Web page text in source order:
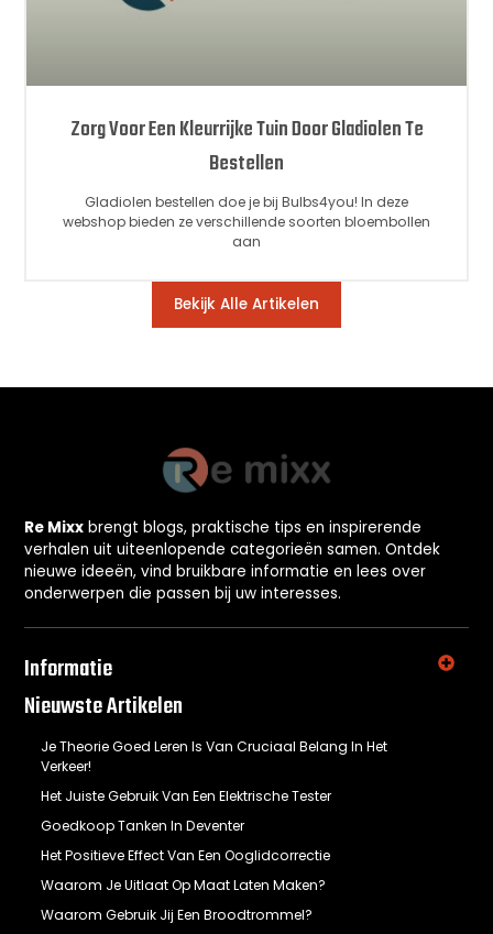
Zorg Voor Een Kleurrijke Tuin Door Gladiolen Te
Bestellen
Gladiolen bestellen doe je bij Bulbs4you! In deze
webshop bieden ze verschillende soorten bloembollen
aan
Bekijk Alle Artikelen
Re Mixx brengt blogs, praktische tips en inspirerende
verhalen uit uiteenlopende categorieën samen. Ontdek
nieuwe ideeën, vind bruikbare informatie en lees over
onderwerpen die passen bij uw interesses.
Informatie
Nieuwste Artikelen
Je Theorie Goed Leren Is Van Cruciaal Belang In Het
Verkeer!
Het Juiste Gebruik Van Een Elektrische Tester
Goedkoop Tanken In Deventer
Het Positieve Effect Van Een Ooglidcorrectie
Waarom Je Uitlaat Op Maat Laten Maken?
Waarom Gebruik Jij Een Broodtrommel?